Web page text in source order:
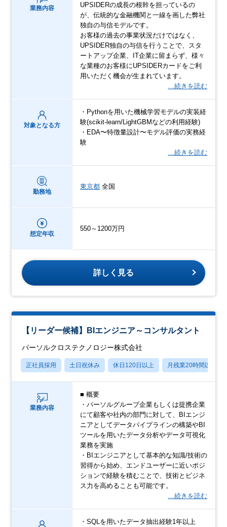
業務内容
UPSIDERの成長の根幹を担っているの
が、伝統的な金融機関と一線を画した弊社
独自の与信モデルです。
お客様の過去の事業状況だけではなく、
UPSIDER独自の与信を行うことで、スタ
ートアップ企業、IT企業に留まらず、様々
な業種のお客様にUPSIDERカードをご利
用いただく機会が生まれています。
…続きを読む
対象となる方
・Pythonを用いた機械学習モデルの実装経
験(scikit-learn/LightGBMなどの利用経験)
・EDA〜特徴量設計〜モデル評価の実務経
験
…続きを読む
勤務地
東京都 全国
想定年収
550～1200万円
詳しく見る
【リーダー候補】BIエンジニア～コンサルタント
パーソルクロステクノロジー株式会社
正社員採用 土日祝休み 休日120日以上 月残業20時間以内
業務内容
■ 概要
・パーソルグループ企業もしくは提携企業
にて顧客や社内の部門に対して、BIエンジ
ニアとしてデータパイプラインの構築やBI
ツールを用いたデータ分析やデータ可視化
業務を実施
・BIエンジニアとして基本的な知識/技術の
習得から始め、エンドユーザーに近いポジ
ションで経験を積むことで、技術とビジネ
ス力を高めることも可能です。
…続きを読む
・SQLを用いたデータ抽出経験1年以上